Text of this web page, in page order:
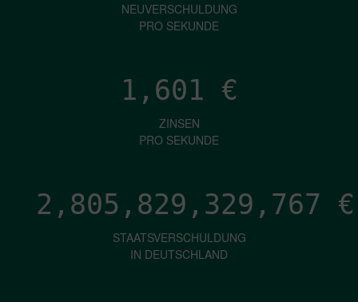
NEUVERSCHULDUNG
PRO SEKUNDE
1,601 €
ZINSEN
PRO SEKUNDE
2,805,829,332,736 €
STAATSVERSCHULDUNG
IN DEUTSCHLAND